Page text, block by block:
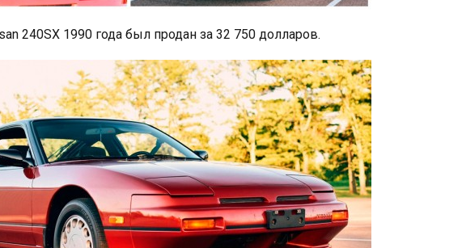
240SX 1990 года был продан за 32 750 долларов.